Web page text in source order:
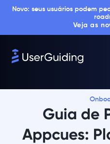
Novo: seus usuários podem
Veja as
Guia de
Appcues: